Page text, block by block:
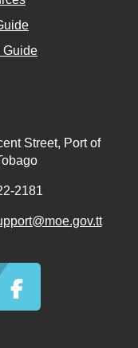
Guide
Street, Port of
2181